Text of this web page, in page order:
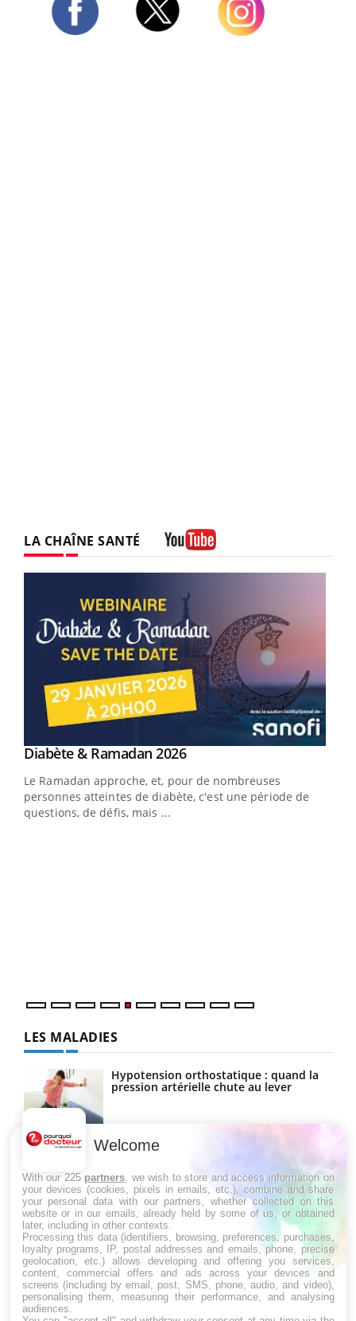
LA CHAÎNE SANTÉ
Youtube
Diabète & Ramadan 2026Youtube
Le Ramadan approche, et, pour de nombreuses
personnes atteintes de diabète, c'est une période de
questions, de défis, mais ...
LES MALADIES
Hypotension orthostatique : quand la
pression artérielle chute au lever
Drépanocytose : une déformation des
Maladie de Charcot (Sclérose latérale
amyotrophique)
Welcome
With our 225 partners , we wish to store and access information on
your devices (cookies, pixels in emails, etc.), combine and share
your personal data with our partners, whether collected on this
website or in our emails, already held by some of us, or obtained
later, including in other contexts.
Processing this data (identifiers, browsing, preferences, purchases,
loyalty programs, IP, postal addresses and emails, phone, precise
geolocation, etc.) allows developing and offering you services,
content, commercial offers and ads across your devices and
screens (including by email, post, SMS, phone, audio, and video),
personalising them, measuring their performance, and analysing
audiences.